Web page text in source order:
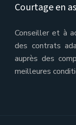
Courtage en
Conseiller et à
des contrats
auprès des
meilleures